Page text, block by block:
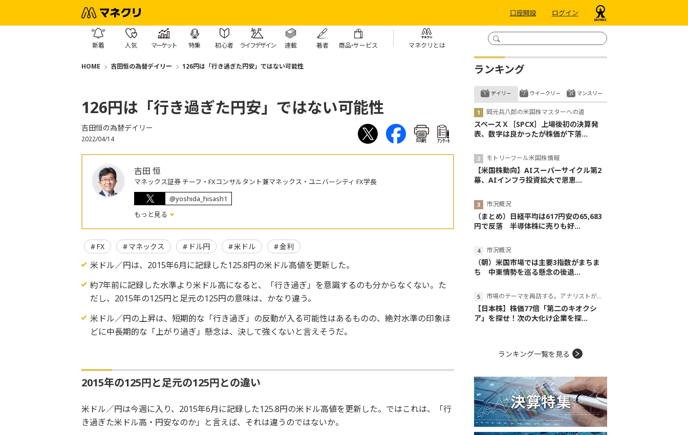
口座開設 ログイン
新着 人気 マーケット 特集 初心者 ライフデザイン 連載 著者 商品・サービス マネクリとは
HOME 吉田恒の為替デイリー 126円は「行き過ぎた円安」ではない可能性
126円は「行き過ぎた円安」ではない可能性
吉田恒の為替デイリー
2022/04/14 印刷 ｱﾝｹｰﾄ
吉田 恒
マネックス証券 チーフ・FXコンサルタント兼マネックス・ユニバーシティ FX学長
@yoshida_hisash1
もっと見る
FX マネックス ドル円 米ドル 金利
米ドル／円は、2015年6月に記録した125.8円の米ドル高値を更新した。
約7年前に記録した水準より米ドル高になると、「行き過ぎ」を意識するのも分からなくない。た
だし、2015年の125円と足元の125円の意味は、かなり違う。
米ドル／円の上昇は、短期的な「行き過ぎ」の反動が入る可能性はあるものの、絶対水準の印象ほ
どに中長期的な「上がり過ぎ」懸念は、決して強くないと言えそうだ。
2015年の125円と足元の125円との違い
米ドル／円は今週に入り、2015年6月に記録した125.8円の米ドル高値を更新した。ではこれは、「行
き過ぎた米ドル高・円安なのか」と言えば、それは違うのではないか。
ランキング
デイリー
岡元兵八郎の米国株マスターへの道
スペースＸ［SPCX］上場後初の決算発
表、数字は良かったが株価が下落...
モトリーフール米国株情報
【米国株動向】AIスーパーサイクル第2
幕、AIインフラ投資拡大で恩恵...
市況概況
（まとめ）日経平均は617円安の65,683
円で反落 半導体株に売りも好...
市況概況
（朝）米国市場では主要3指数がまちま
ち 中東情勢を巡る懸念の後退...
市場のテーマを再訪する。アナリストが読み解くテーマの本質
【日本株】株価77倍「第二のキオクシ
ア」を探せ！次の大化け企業を探...
ウイークリー マンスリー
ランキング一覧を見る